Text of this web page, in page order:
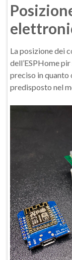
La posizione dei
dell’ESPHome
preciso in quanto
predisposto nel